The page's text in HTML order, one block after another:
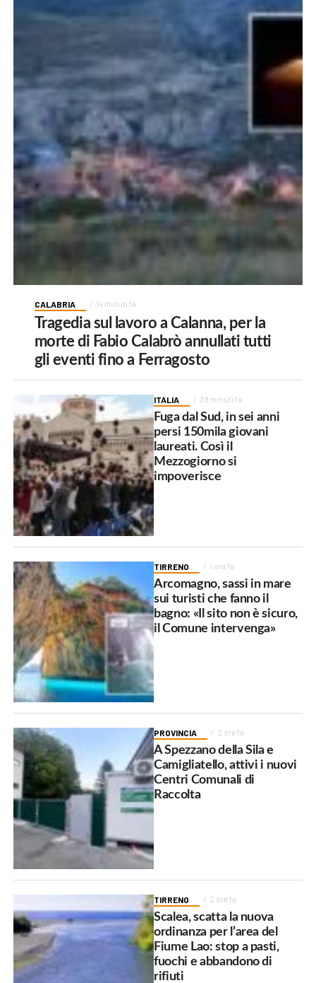
CALABRIA 14 minuti fa
Tragedia sul lavoro a Calanna, per la
morte di Fabio Calabrò annullati tutti
gli eventi fino a Ferragosto
ITALIA 39 minuti fa
Fuga dal Sud, in sei anni
persi 150mila giovani
laureati. Così il
Mezzogiorno si
impoverisce
TIRRENO 1 ora fa
Arcomagno, sassi in mare
sui turisti che fanno il
bagno: «Il sito non è sicuro,
il Comune intervenga»
PROVINCIA 2 ore fa
A Spezzano della Sila e
Camigliatello, attivi i nuovi
Centri Comunali di
Raccolta
TIRRENO 2 ore fa
Scalea, scatta la nuova
ordinanza per l’area del
Fiume Lao: stop a pasti,
fuochi e abbandono di
rifiuti